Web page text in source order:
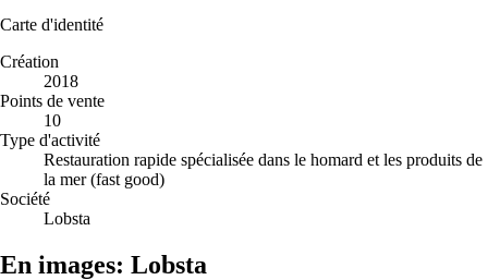
Carte d'identité
Création
2018
Points de vente
10
Type d'activité
Restauration rapide spécialisée dans le homard et les produits de
la mer (fast good)
Société
Lobsta
En images: Lobsta